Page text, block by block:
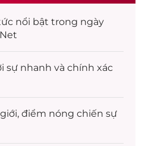
nổi bật trong ngày
sự nhanh và chính xác
, điểm nóng chiến sự